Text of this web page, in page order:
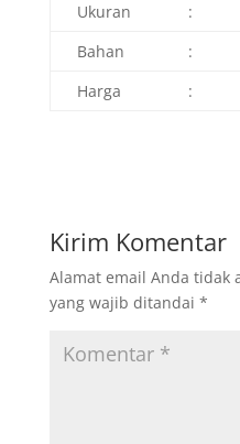
Ukuran
:
Bahan
:
Harga
:
Kirim Komentar
Alamat email Anda tidak
yang wajib ditandai *